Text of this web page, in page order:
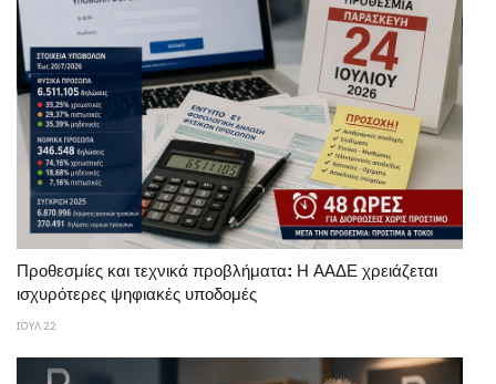
Προθεσμίες και τεχνικά προβλήματα: Η ΑΑΔΕ χρειάζεται
ισχυρότερες ψηφιακές υποδομές
ΙΟΥΛ 22